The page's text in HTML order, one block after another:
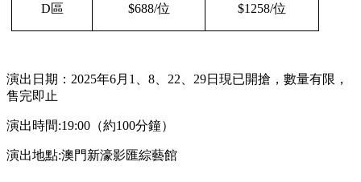
D區 $688/位 $1 258/位
演出日期：2025年6月1、8、22、29日現已開搶，數量有限，
售完即止
演出時間:19:00（約100分鐘）
演出地點:澳門新濠影匯綜藝館